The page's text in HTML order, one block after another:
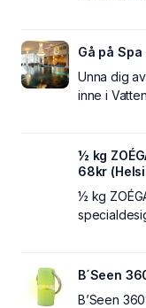
Gå på
Unna dig
inne i
½ kg
68kr
½ kg
B´Seen
B’Seen